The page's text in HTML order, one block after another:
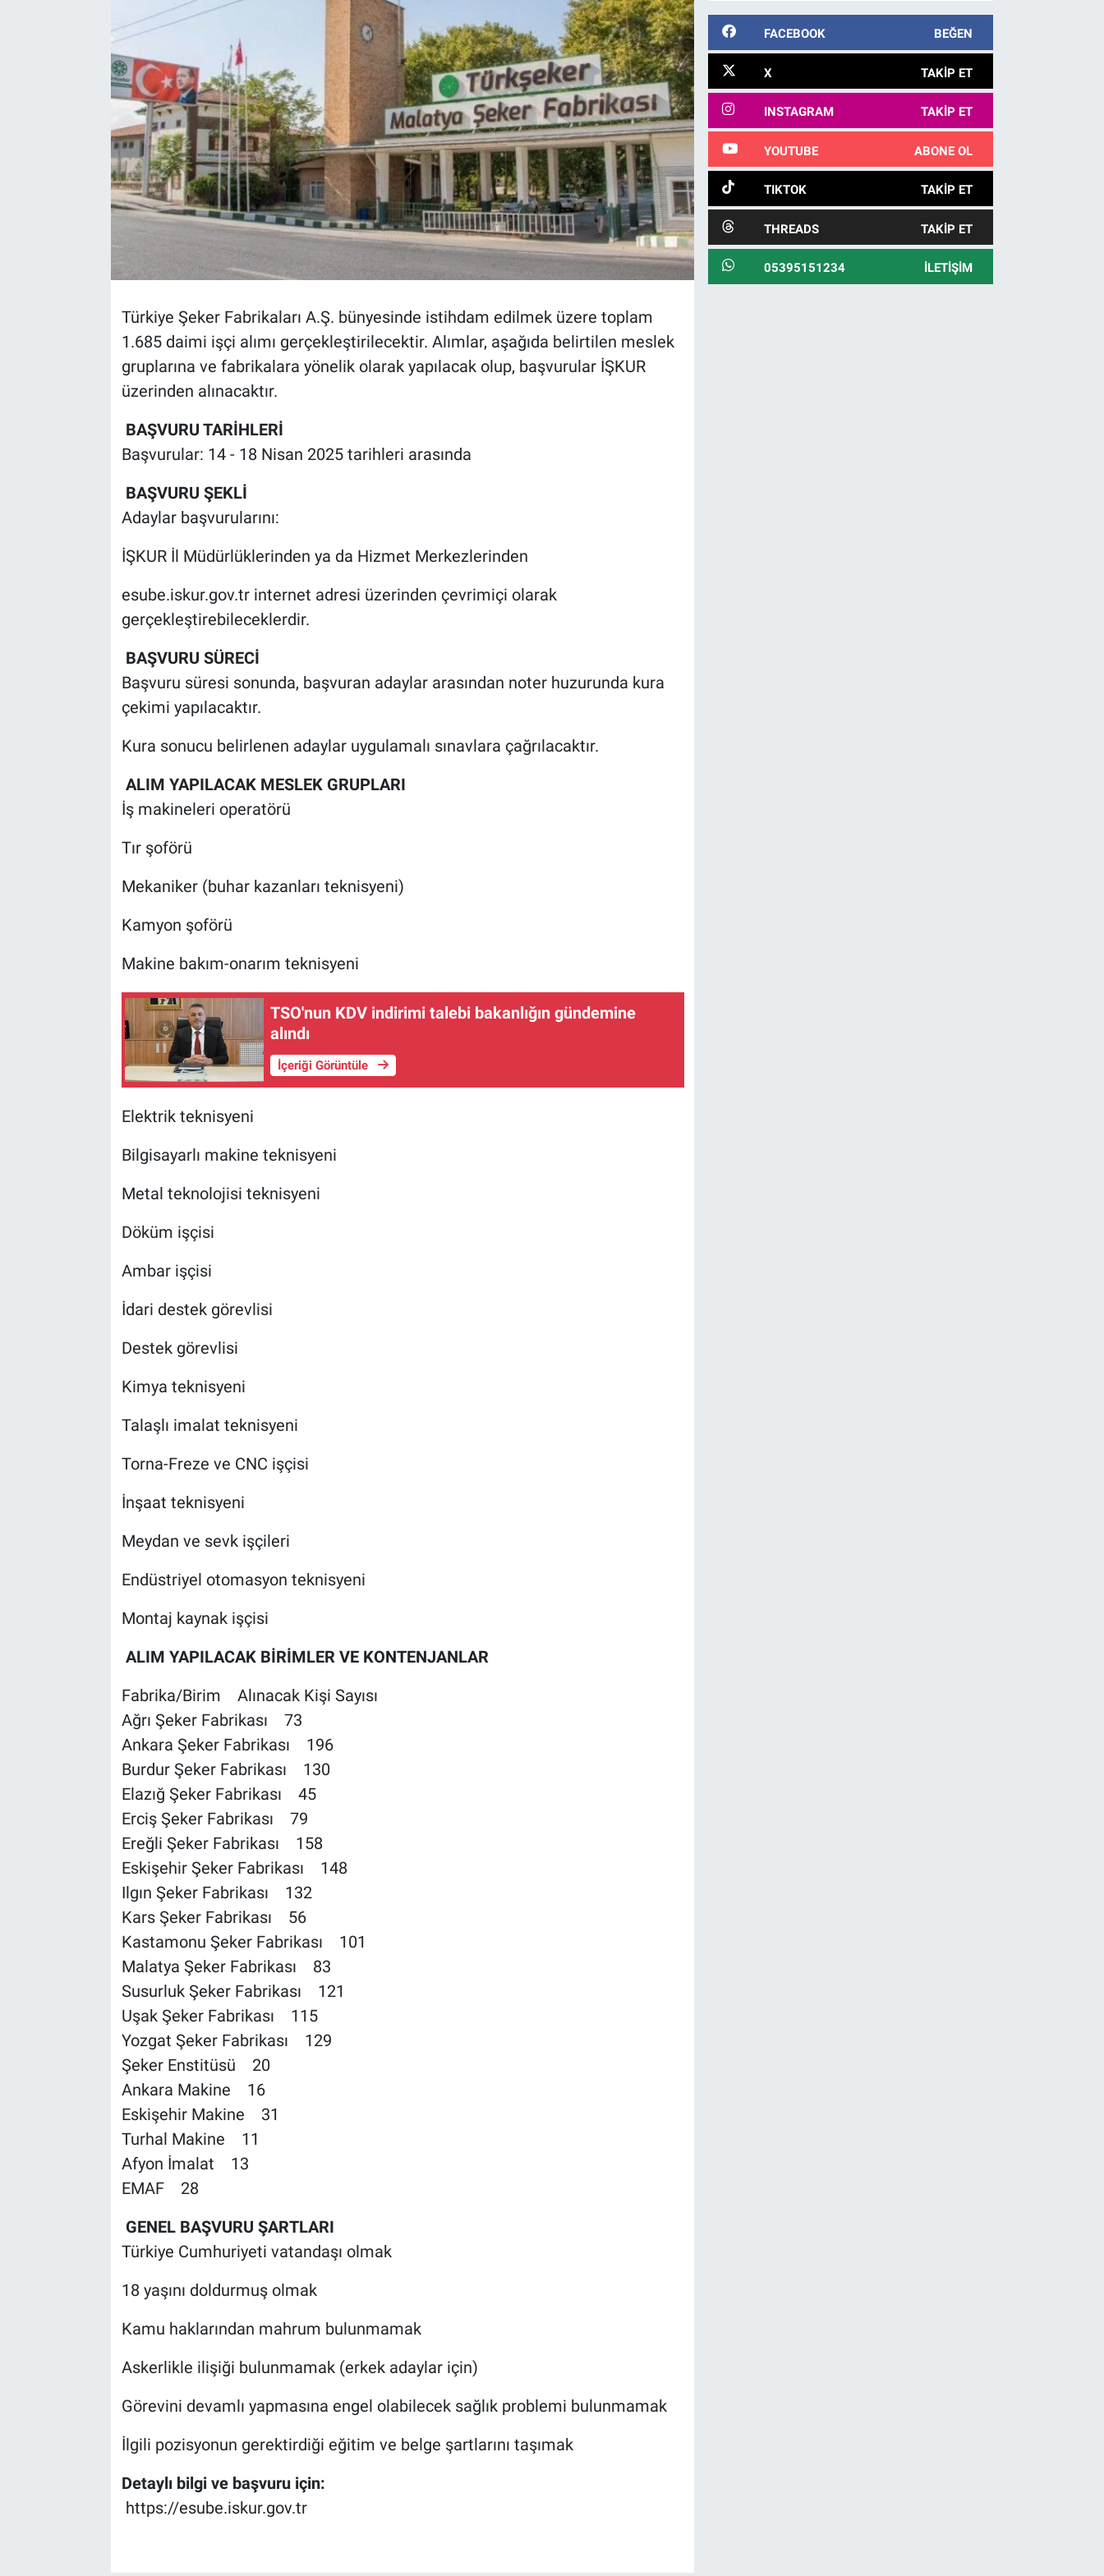
Türkiye Şeker Fabrikaları A.Ş. bünyesinde istihdam edilmek üzere toplam
1.685 daimi işçi alımı gerçekleştirilecektir. Alımlar, aşağıda belirtilen meslek
gruplarına ve fabrikalara yönelik olarak yapılacak olup, başvurular İŞKUR
üzerinden alınacaktır.
BAŞVURU TARİHLERİ
Başvurular: 14 - 18 Nisan 2025 tarihleri arasında
BAŞVURU ŞEKLİ
Adaylar başvurularını:
İŞKUR İl Müdürlüklerinden ya da Hizmet Merkezlerinden
esube.iskur.gov.tr internet adresi üzerinden çevrimiçi olarak
gerçekleştirebileceklerdir.
BAŞVURU SÜRECİ
Başvuru süresi sonunda, başvuran adaylar arasından noter huzurunda kura
çekimi yapılacaktır.
Kura sonucu belirlenen adaylar uygulamalı sınavlara çağrılacaktır.
ALIM YAPILACAK MESLEK GRUPLARI
İş makineleri operatörü
Tır şoförü
Mekaniker (buhar kazanları teknisyeni)
Kamyon şoförü
Makine bakım-onarım teknisyeni
TSO'nun KDV indirimi talebi bakanlığın gündemine
alındı
İçeriği Görüntüle
Elektrik teknisyeni
Bilgisayarlı makine teknisyeni
Metal teknolojisi teknisyeni
Döküm işçisi
Ambar işçisi
İdari destek görevlisi
Destek görevlisi
Kimya teknisyeni
Talaşlı imalat teknisyeni
Torna-Freze ve CNC işçisi
İnşaat teknisyeni
Meydan ve sevk işçileri
Endüstriyel otomasyon teknisyeni
Montaj kaynak işçisi
ALIM YAPILACAK BİRİMLER VE KONTENJANLAR
Fabrika/Birim Alınacak Kişi Sayısı
Ağrı Şeker Fabrikası 73
Ankara Şeker Fabrikası 196
Burdur Şeker Fabrikası 130
Elazığ Şeker Fabrikası 45
Erciş Şeker Fabrikası 79
Ereğli Şeker Fabrikası 158
Eskişehir Şeker Fabrikası 148
Ilgın Şeker Fabrikası 132
Kars Şeker Fabrikası 56
Kastamonu Şeker Fabrikası 101
Malatya Şeker Fabrikası 83
Susurluk Şeker Fabrikası 121
Uşak Şeker Fabrikası 115
Yozgat Şeker Fabrikası 129
Şeker Enstitüsü 20
Ankara Makine 16
Eskişehir Makine 31
Turhal Makine 11
Afyon İmalat 13
EMAF 28
GENEL BAŞVURU ŞARTLARI
Türkiye Cumhuriyeti vatandaşı olmak
18 yaşını doldurmuş olmak
Kamu haklarından mahrum bulunmamak
Askerlikle ilişiği bulunmamak (erkek adaylar için)
Görevini devamlı yapmasına engel olabilecek sağlık problemi bulunmamak
İlgili pozisyonun gerektirdiği eğitim ve belge şartlarını taşımak
Detaylı bilgi ve başvuru için:
https://esube.iskur.gov.tr
FACEBOOK BEĞEN
X TAKIP ET
INSTAGRAM TAKIP ET
YOUTUBE ABONE OL
TIKTOK TAKIP ET
THREADS TAKIP ET
05395151234 İLETIŞIM